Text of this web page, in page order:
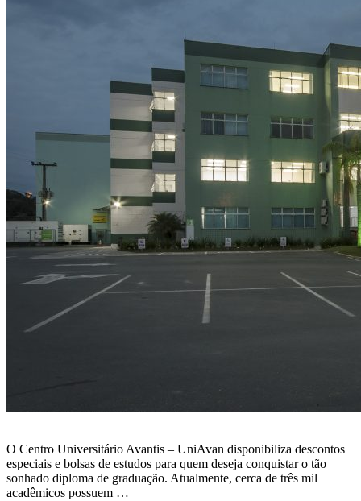
O Centro Universitário Avantis – UniAvan disponibiliza descontos
especiais e bolsas de estudos para quem deseja conquistar o tão
sonhado diploma de graduação. Atualmente, cerca de três mil
acadêmicos possuem …